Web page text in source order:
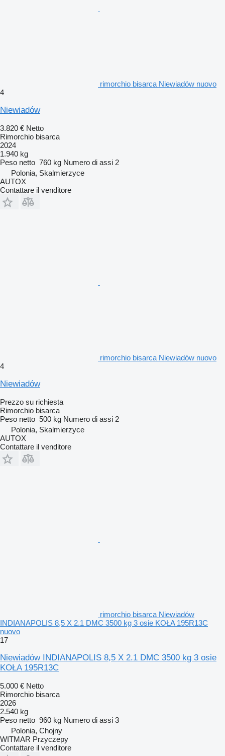
rimorchio bisarca Niewiadów nuovo
4
Niewiadów
3.820 € Netto
Rimorchio bisarca
2024
1.940 kg
Peso netto 760 kg Numero di assi 2
Polonia, Skalmierzyce
AUTOX
Contattare il venditore
rimorchio bisarca Niewiadów nuovo
4
Niewiadów
Prezzo su richiesta
Rimorchio bisarca
Peso netto 500 kg Numero di assi 2
Polonia, Skalmierzyce
AUTOX
Contattare il venditore
rimorchio bisarca Niewiadów
INDIANAPOLIS 8,5 X 2.1 DMC 3500 kg 3 osie KOŁA 195R13C
nuovo
17
Niewiadów INDIANAPOLIS 8,5 X 2.1 DMC 3500 kg 3 osie
KOŁA 195R13C
5.000 € Netto
Rimorchio bisarca
2026
2.540 kg
Peso netto 960 kg Numero di assi 3
Polonia, Chojny
WITMAR Przyczepy
Contattare il venditore